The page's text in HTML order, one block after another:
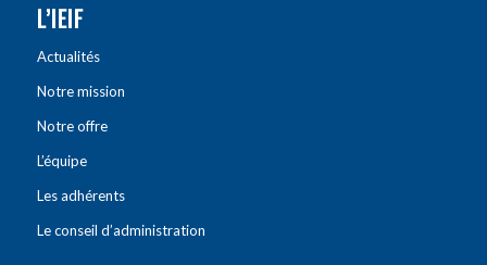
L’IEIF
Actualités
Notre mission
Notre offre
L’équipe
Les adhérents
Le conseil d’administration